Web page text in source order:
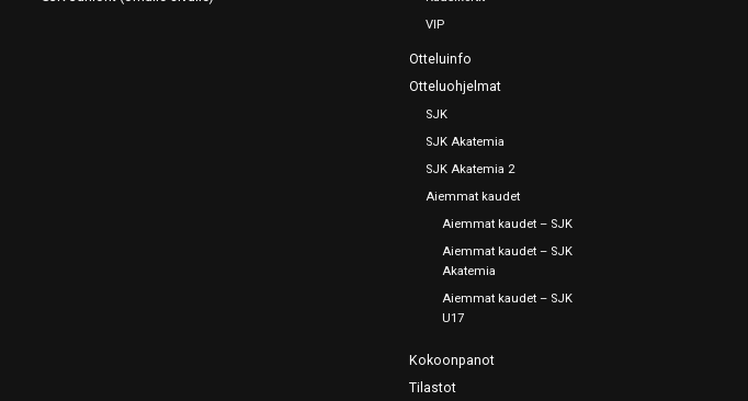
VIP
Otteluinfo
Otteluohjelmat
SJK
SJK Akatemia
SJK Akatemia 2
Aiemmat kaudet
Aiemmat kaudet – SJK
Aiemmat kaudet – SJK
Akatemia
Aiemmat kaudet – SJK
U17
Kokoonpanot
Tilastot